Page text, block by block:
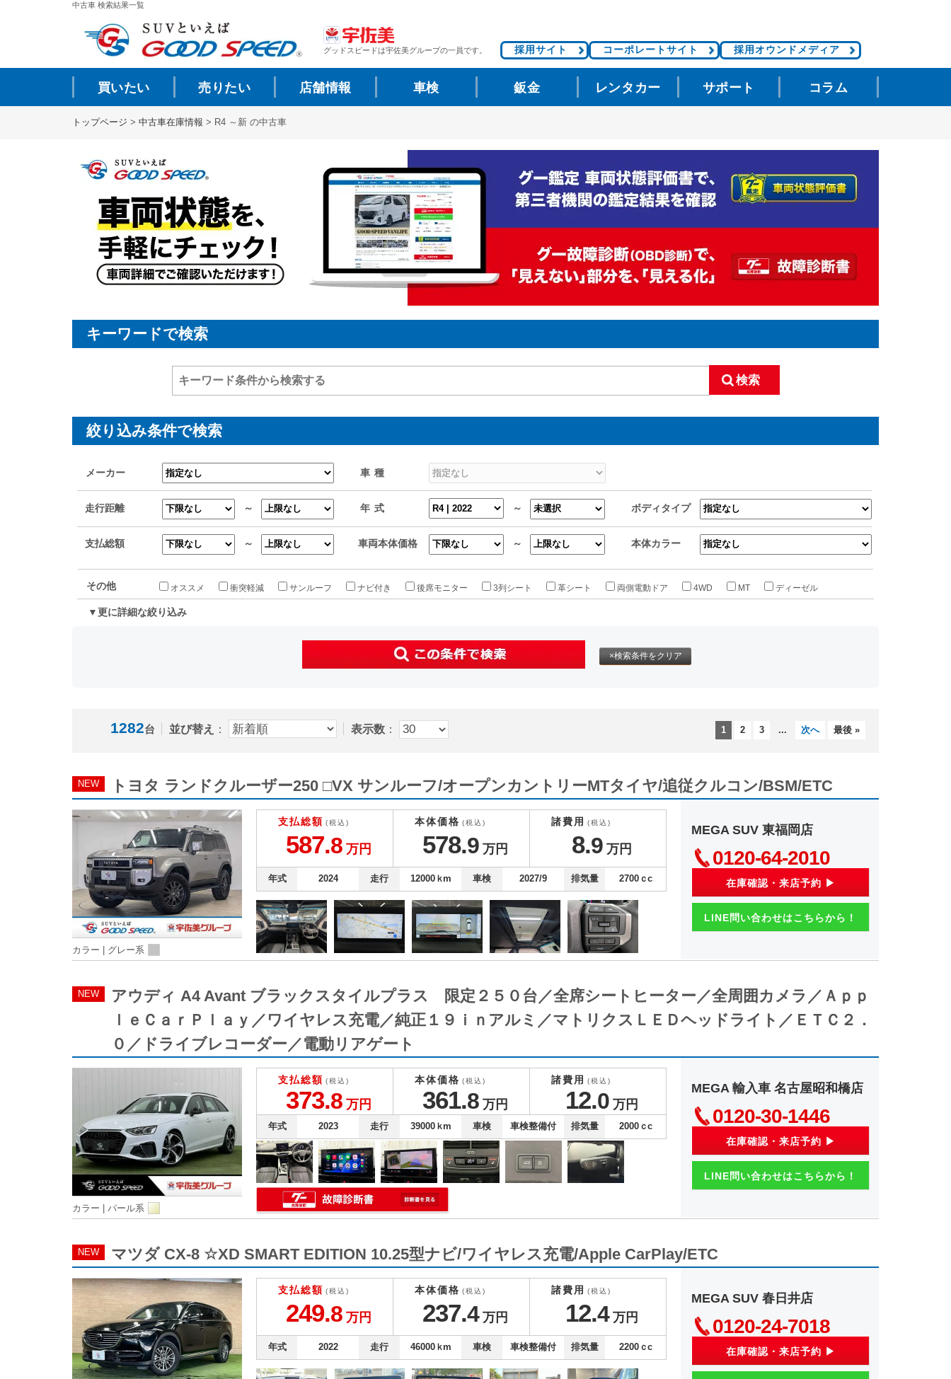
中古車 検索結果一覧
グッドスピードは宇佐美グループの一員です。 採用サイト コーポレートサイト 採用オウンドメディア
買いたい 売りたい 店舗情報 車検 鈑金 レンタカー サポート コラム
トップページ > 中古車在庫情報 > R4 ～新 の中古車
キーワードで検索
絞り込み条件で検索
メーカー 車種
走行距離 ～ 年式 ～ ボディタイプ
支払総額 ～ 車両本体価格 ～ 本体カラー
その他 オススメ 衝突軽減 サンルーフ ナビ付き 後席モニター 3列シート 革シート 両側電動ドア 4WD MT ディーゼル
▼更に詳細な絞り込み
×検索条件をクリア
1282台 並び替え ： 表示数： 1 2 3 ... 次へ 最後 »
NEW トヨタ ランドクルーザー250 □VX サンルーフ/オープンカントリーMTタイヤ/追従クルコン/BSM/ETC
カラー | グレー系
支払総額 (税込)
587.8 万円
本体価格 (税込)
578.9 万円
諸費用 (税込)
8.9 万円
年式 2024 走行 12000ｋm 車検 2027/9 排気量 2700 ｃc
MEGA SUV 東福岡店
0120-64-2010
在庫確認・来店予約 ▶
LINE問い合わせはこちらから！
NEW
アウディ A4 Avant ブラックスタイルプラス 限定２５０台／全席シートヒーター／全周囲カメラ／Ａｐｐ
ｌｅＣａｒＰｌａｙ／ワイヤレス充電／純正１９ｉｎアルミ／マトリクスＬＥＤヘッドライト／ＥＴＣ２．
０／ドライブレコーダー／電動リアゲート
カラー | パール系
支払総額 (税込)
373.8 万円
本体価格 (税込)
361.8 万円
諸費用 (税込)
12.0 万円
年式 2023 走行 39000ｋm 車検 車検整備付 排気量 2000 ｃc
MEGA 輸入車 名古屋昭和橋店
0120‐30‐1446
在庫確認・来店予約 ▶
LINE問い合わせはこちらから！
NEW マツダ CX-8 ☆XD SMART EDITION 10.25型ナビ/ワイヤレス充電/Apple CarPlay/ETC
支払総額 (税込)
249.8 万円
本体価格 (税込)
237.4 万円
諸費用 (税込)
12.4 万円
年式 2022 走行 46000ｋm 車検 車検整備付 排気量 2200 ｃc
MEGA SUV 春日井店
0120-24-7018
在庫確認・来店予約 ▶